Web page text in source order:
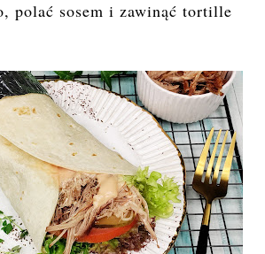
polać sosem i zawinąć tortille